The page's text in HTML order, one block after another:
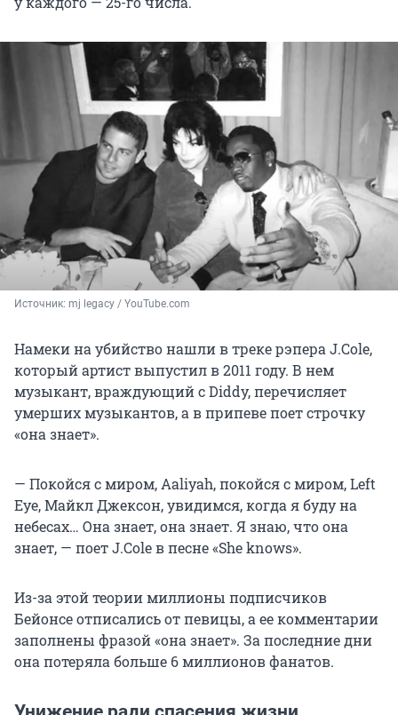
Источник: mj legacy / YouTube.com
Намеки на убийство нашли в треке рэпера J.Cole,
который артист выпустил в 2011 году. В нем
музыкант, враждующий с Diddy, перечисляет
умерших музыкантов, а в припеве поет строчку
«она знает».
— Покойся с миром, Aaliyah, покойся с миром, Left
Eye, Майкл Джексон, увидимся, когда я буду на
небесах… Она знает, она знает. Я знаю, что она
знает, — поет J.Cole в песне «She knows».
Из-за этой теории миллионы подписчиков
Бейонсе отписались от певицы, а ее комментарии
заполнены фразой «она знает». За последние дни
она потеряла больше 6 миллионов фанатов.